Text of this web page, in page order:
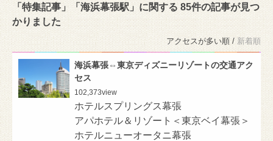
「特集記事」「海浜幕張駅」に関する 85件の記事が見つ
かりました
アクセスが多い順 / 新着順
海浜幕張⇔東京ディズニーリゾートの交通アク
セス
102,373view
ホテルスプリングス幕張
アパホテル＆リゾート＜東京ベイ幕張＞
ホテルニューオータニ幕張